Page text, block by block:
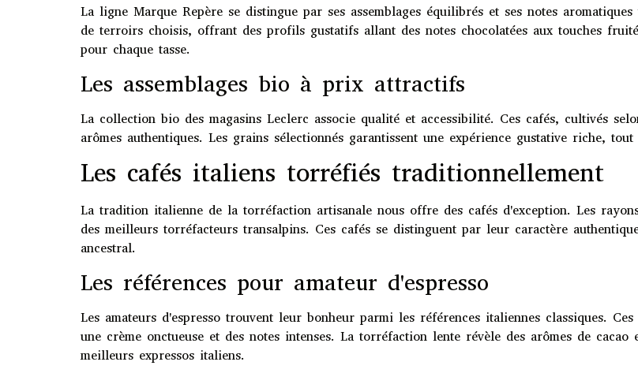
La ligne Marque Repère se distingue par ses assemblages équilibrés et ses notes
de terroirs choisis, offrant des profils gustatifs allant des notes chocolatées aux touches
pour chaque tasse.
Les assemblages bio à prix attractifs
La collection bio des magasins Leclerc associe qualité et accessibilité. Ces cafés, cultivés
arômes authentiques. Les grains sélectionnés garantissent une expérience gustative riche,
Les cafés italiens torréfiés traditionnellement
La tradition italienne de la torréfaction artisanale nous offre des cafés d'exception. Les
des meilleurs torréfacteurs transalpins. Ces cafés se distinguent par leur caractère
ancestral.
Les références pour amateur d'espresso
Les amateurs d'espresso trouvent leur bonheur parmi les références italiennes classiques.
une crème onctueuse et des notes intenses. La torréfaction lente révèle des arômes de
meilleurs expressos italiens.